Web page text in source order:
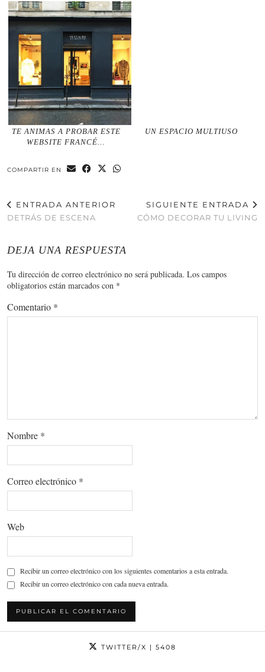
TE ANIMAS A PROBAR ESTE
WEBSITE FRANCÉ…
UN ESPACIO MULTIUSO
COMPARTIR EN
ENTRADA ANTERIOR
DETRÁS DE ESCENA
SIGUIENTE ENTRADA
CÓMO DECORAR TU LIVING
DEJA UNA RESPUESTA
Tu dirección de correo electrónico no será publicada. Los campos
obligatorios están marcados con *
Comentario *
Nombre *
Correo electrónico *
Web
Recibir un correo electrónico con los siguientes comentarios a esta entrada.
Recibir un correo electrónico con cada nueva entrada.
TWITTER/X | 5408